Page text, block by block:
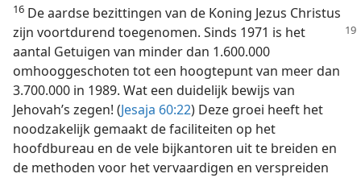
16 De aardse bezittingen van de Koning Jezus Christus
zijn voortdurend toegenomen. Sinds 1971 is het
aantal Getuigen van minder dan 1.600.000
omhooggeschoten tot een hoogtepunt van meer dan
3.700.000 in 1989. Wat een duidelijk bewijs van
Jehovah’s zegen! (Jesaja 60:22) Deze groei heeft het
noodzakelijk gemaakt de faciliteiten op het
hoofdbureau en de vele bijkantoren uit te breiden en
de methoden voor het vervaardigen en verspreiden